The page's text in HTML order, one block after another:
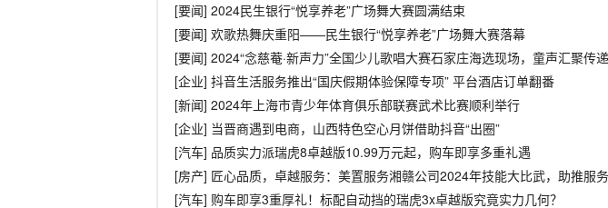
[要闻] 2024民生银行“悦享养老”广场舞大赛圆满结束
[要闻] 欢歌热舞庆重阳——民生银行“悦享养老”广场舞大赛落幕
[要闻] 2024“念慈菴·新声力”全国少儿歌唱大赛石家庄海选现场，童声汇聚传
[企业] 抖音生活服务推出“国庆假期体验保障专项” 平台酒店订单翻番
[新闻] 2024年上海市青少年体育俱乐部联赛武术比赛顺利举行
[企业] 当晋商遇到电商，山西特色空心月饼借助抖音“出圈”
[汽车] 品质实力派瑞虎8卓越版10.99万元起，购车即享多重礼遇
[房产] 匠心品质，卓越服务：美置服务湘赣公司2024年技能大比武，助推服务
[汽车] 购车即享3重厚礼！标配自动挡的瑞虎3x卓越版究竟实力几何？